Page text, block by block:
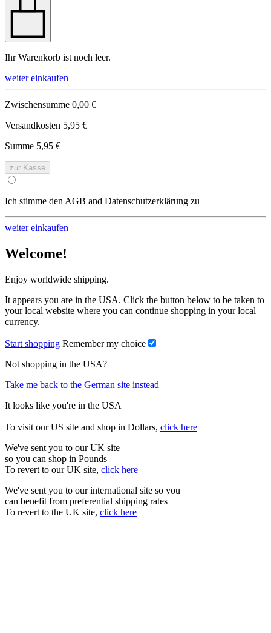
Ihr Warenkorb ist noch leer.
weiter einkaufen
Zwischensumme 0,00 €
Versandkosten 5,95 €
Summe 5,95 €
zur Kasse
Ich stimme den AGB and Datenschutzerklärung zu
weiter einkaufen
Welcome!
Enjoy worldwide shipping.
It appears you are in the USA. Click the button below to be taken to
your local website where you can continue shopping in your local
currency.
Start shopping Remember my choice
Not shopping in the USA?
Take me back to the German site instead
It looks like you're in the USA
To visit our US site and shop in Dollars, click here
We've sent you to our UK site
so you can shop in Pounds
To revert to our UK site, click here
We've sent you to our international site so you
can benefit from preferential shipping rates
To revert to the UK site, click here